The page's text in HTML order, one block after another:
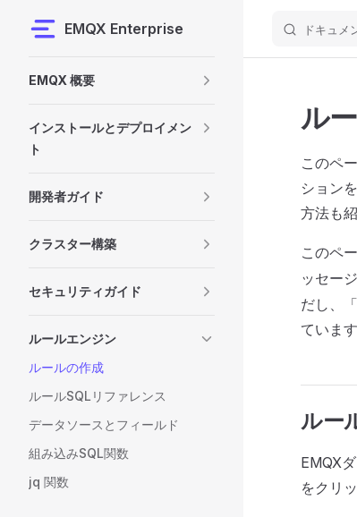
Skip to content
EMQX Enterprise ドキュメ
EMQX 概要
インストールとデプロイメン
ト
開発者ガイド
クラスター構築
セキュリティガイド
ルールエンジン
ルールの作成
ルールSQLリファレンス
データソースとフィールド
組み込みSQL関数
jq 関数
ル
このペ
ション
方法も
このペ
ッセー
だし、
ています
ルー
EMQX
をクリ